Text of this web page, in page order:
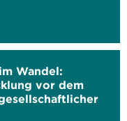
Wandel:
vor dem